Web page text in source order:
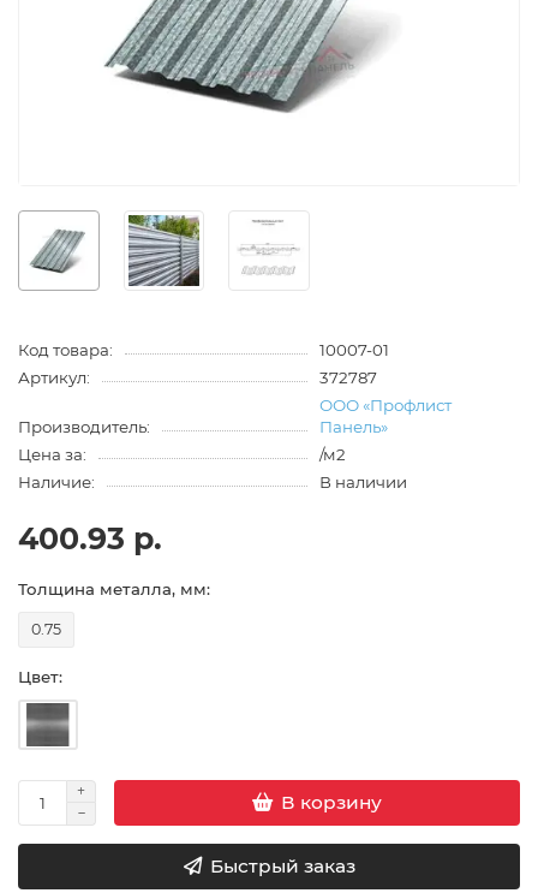
Код товара:
10007-01
Артикул:
372787
Производитель:
ООО «Профлист
Панель»
Цена за:
/м2
Наличие:
В наличии
400.93 р.
Толщина металла, мм:
0.75
Цвет:
В корзину
Быстрый заказ